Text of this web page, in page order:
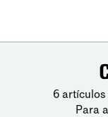
6
Para